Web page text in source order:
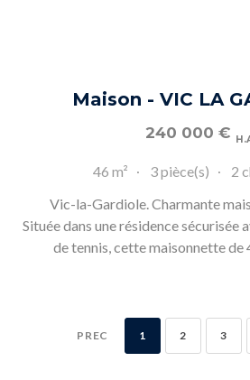
Maison - VIC LA
240 000 €
46 m² 3 pièce(s)
2
Vic-la-Gardiole. Charmante
Située dans une résidence sécurisée
de tennis, cette maisonnette de
PREC 1 2 3